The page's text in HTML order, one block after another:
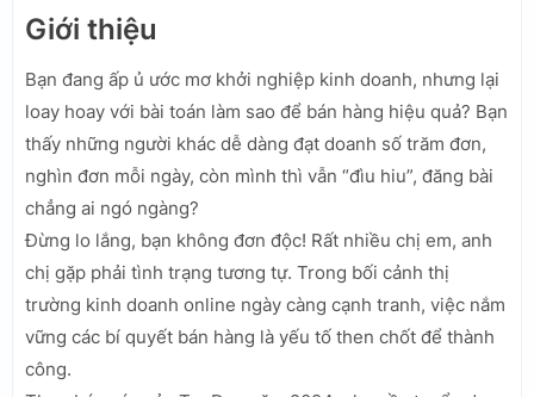
Giới thiệu
Bạn đang ấp ủ ước mơ khởi nghiệp kinh doanh, nhưng lại
loay hoay với bài toán làm sao để bán hàng hiệu quả? Bạn
thấy những người khác dễ dàng đạt doanh số trăm đơn,
nghìn đơn mỗi ngày, còn mình thì vẫn “đìu hiu”, đăng bài
chẳng ai ngó ngàng?
Đừng lo lắng, bạn không đơn độc! Rất nhiều chị em, anh
chị gặp phải tình trạng tương tự. Trong bối cảnh thị
trường kinh doanh online ngày càng cạnh tranh, việc nắm
vững các bí quyết bán hàng là yếu tố then chốt để thành
công.